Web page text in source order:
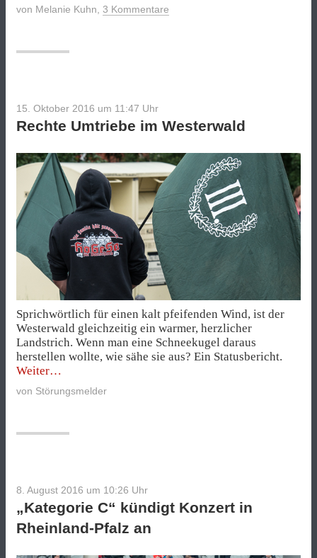
von Melanie Kuhn 3 Kommentare
15. Oktober 2016 um 11:47 Uhr
Rechte Umtriebe im Westerwald
Sprichwörtlich für einen kalt pfeifenden Wind, ist der
Westerwald gleichzeitig ein warmer, herzlicher
Landstrich. Wenn man eine Schneekugel daraus
herstellen wollte, wie sähe sie aus? Ein Statusbericht.
Weiter„Rechte
im
von Störungsmelder
8. August 2016 um 10:26 Uhr
„Kategorie C“ kündigt Konzert in
Rheinland-Pfalz an